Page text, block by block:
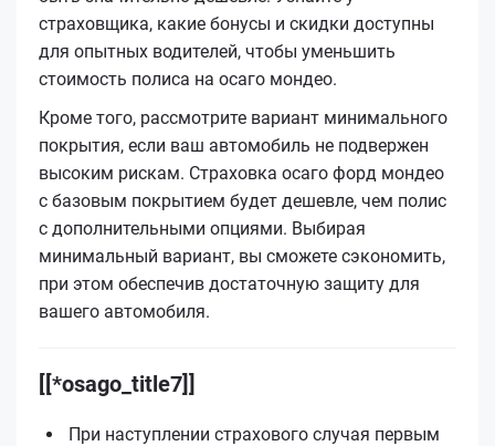
страховщика, какие бонусы и скидки доступны
для опытных водителей, чтобы уменьшить
стоимость полиса на осаго мондео.
Кроме того, рассмотрите вариант минимального
покрытия, если ваш автомобиль не подвержен
высоким рискам. Страховка осаго форд мондео
с базовым покрытием будет дешевле, чем полис
с дополнительными опциями. Выбирая
минимальный вариант, вы сможете сэкономить,
при этом обеспечив достаточную защиту для
вашего автомобиля.
[[*osago_title7]]
При наступлении страхового случая первым